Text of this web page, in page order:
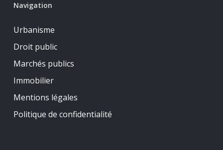
Navigation
Urbanisme
Droit public
Marchés publics
Immobilier
Mentions légales
Politique de confidentialité